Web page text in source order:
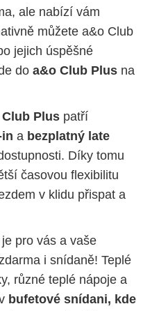
ale nabízí vám
můžete a&o Club
jejich úspěšné
do a&o Club Plus na
Plus patří
a bezplatný late
Díky tomu
časovou flexibilitu
v klidu přispat a
je pro vás a vaše
i snídaně! Teplé
různé teplé nápoje a
bufetové snídani, kde